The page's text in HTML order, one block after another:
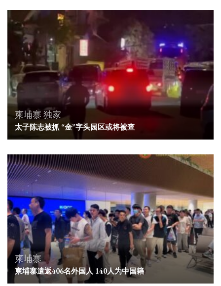
柬埔寨 独家
太子陈志被抓 “金”字头园区或将被查
柬埔寨
柬埔寨遣返406名外国人 140人为中国籍